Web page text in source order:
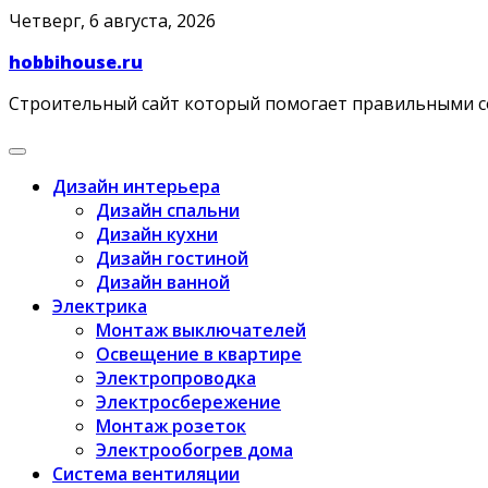
Skip
content
Четверг, 6 августа, 2026
hobbihouse.ru
Строительный сайт который помогает правильными
Дизайн интерьера
Дизайн спальни
Дизайн кухни
Дизайн гостиной
Дизайн ванной
Электрика
Монтаж выключателей
Освещение в квартире
Электропроводка
Электросбережение
Монтаж розеток
Электрообогрев дома
Система вентиляции